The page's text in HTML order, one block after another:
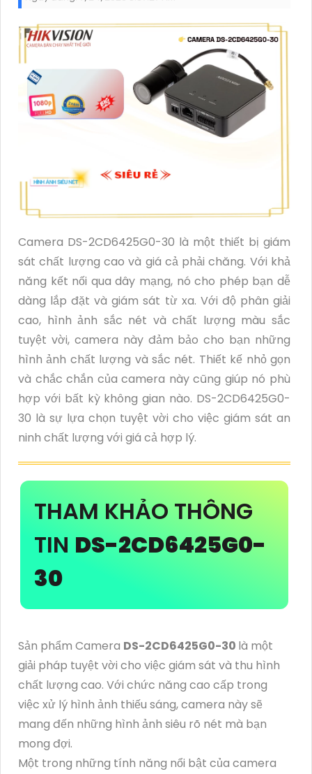
Camera DS-2CD6425G0-30 là một thiết bị giám
sát chất lượng cao và giá cả phải chăng. Với khả
năng kết nối qua dây mạng, nó cho phép bạn dễ
dàng lắp đặt và giám sát từ xa. Với độ phân giải
cao, hình ảnh sắc nét và chất lượng màu sắc
tuyệt vời, camera này đảm bảo cho bạn những
hình ảnh chất lượng và sắc nét. Thiết kế nhỏ gọn
và chắc chắn của camera này cũng giúp nó phù
hợp với bất kỳ không gian nào. DS-2CD6425G0-
30 là sự lựa chọn tuyệt vời cho việc giám sát an
ninh chất lượng với giá cả hợp lý.
THAM KHẢO THÔNG
TIN DS-2CD6425G0-
30
Sản phẩm Camera DS-2CD6425G0-30 là một
giải pháp tuyệt vời cho việc giám sát và thu hình
chất lượng cao. Với chức năng cao cấp trong
việc xử lý hình ảnh thiếu sáng, camera này sẽ
mang đến những hình ảnh siêu rõ nét mà bạn
mong đợi.
Một trong những tính năng nổi bật của camera